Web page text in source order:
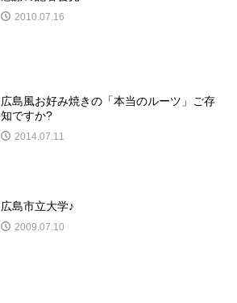
2010.07.16
広島風お好み焼きの「本当のルーツ」ご存
知ですか?
2014.07.11
広島市立大学♪
2009.07.10